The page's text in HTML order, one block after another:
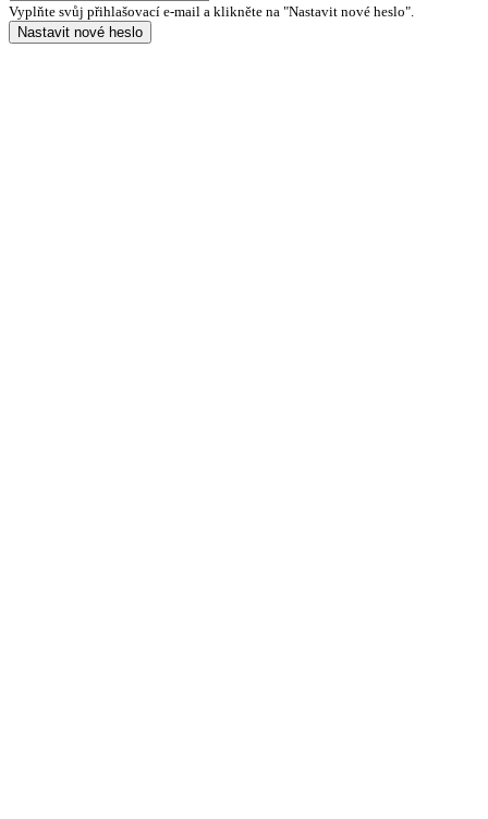
Vyplňte svůj přihlašovací e-mail a klikněte na "Nastavit nové heslo".
Nastavit nové heslo